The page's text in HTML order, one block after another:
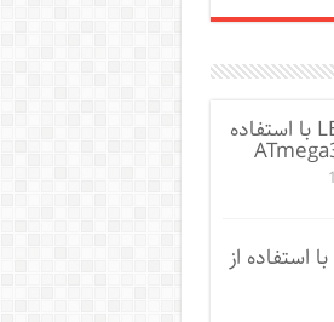
مدار دیمر پاور LED با استفاده
STM32F103C8 با استفاده از